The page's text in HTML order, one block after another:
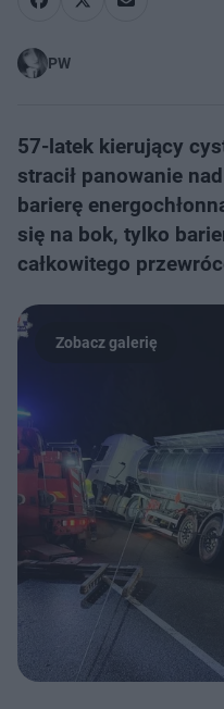
PW
57-latek kierujący
stracił panowanie
barierę
się na bok, tylko
całkowitego